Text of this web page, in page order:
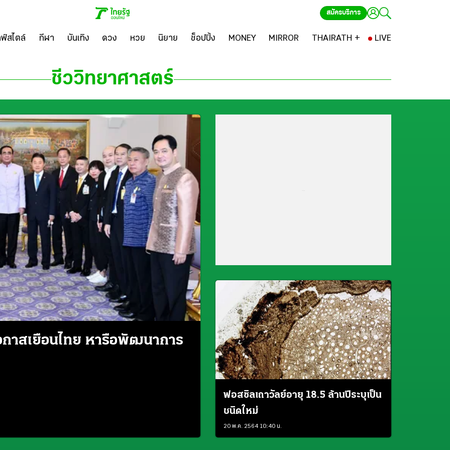
สมัครบริการ
ฟ์สไตล์ กีฬา บันเทิง ดวง หวย นิยาย ช็อปปิ้ง MONEY MIRROR THAIRATH + LIVE
ชีววิทยาศาสตร์
าสเยือนไทย หารือพัฒนาการ
ฟอสซิลเถาวัลย์อายุ 18.5 ล้านปีระบุเป็น
ชนิดใหม่
20 พ.ค. 2564 10:40 น.